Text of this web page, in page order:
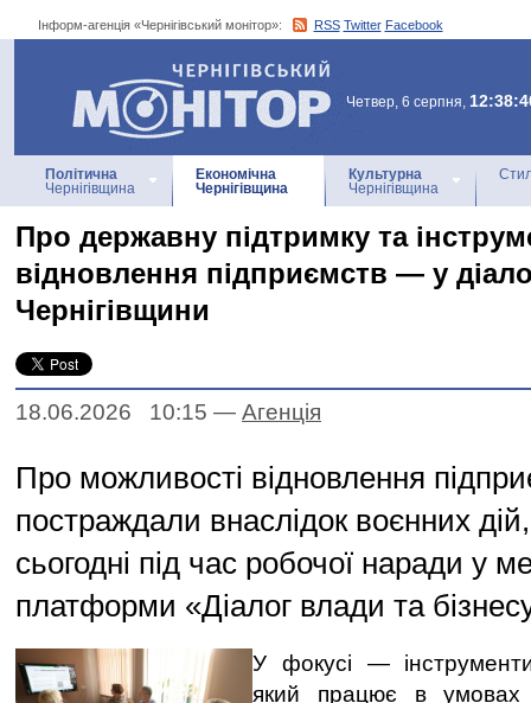
Інформ-агенція «Чернігівський монітор»: RSS Twitter Facebook
Інформ-агенція
«Чернігівський монітор»
Четвер, 6 серпня,
Політична
Чернігівщина
Економічна
Чернігівщина
Культурна
Чернігівщина
Про державну підтримку та
відновлення підприємств — у
Чернігівщини
18.06.2026 10:15 — Агенцiя
Про можливості відновлення
постраждали внаслідок воєнних
сьогодні під час робочої наради у
платформи «Діалог влади та
У фокусі —
який працює в умовах